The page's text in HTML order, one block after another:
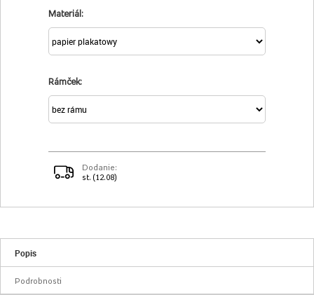
Materiál:
Rámček:
Dodanie:
st. (12.08)
Popis
Podrobnosti